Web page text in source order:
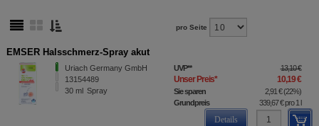
pro Seite
EMSER Halsschmerz-Spray akut
Uriach Germany GmbH
13154489
30 ml Spray
UVP** 13,10 €
Unser Preis* 10,19 €
Sie sparen 2,91 € (22%)
Grundpreis
339,67 €pro 1 l
Details